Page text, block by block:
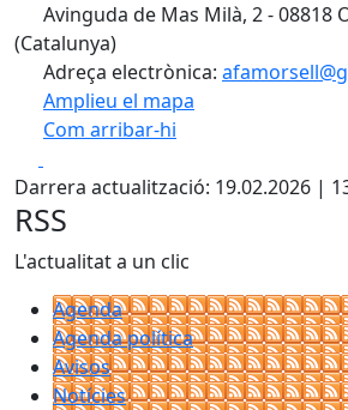
Avinguda de Mas Milà, 2 - 08818
(Catalunya)
Adreça electrònica:
Amplieu el mapa
Com arribar-hi
+
−
Darrera actualització: 19.02.2026 |
RSS
L'actualitat a un clic
Agenda
Agenda política
Avisos
Notícies